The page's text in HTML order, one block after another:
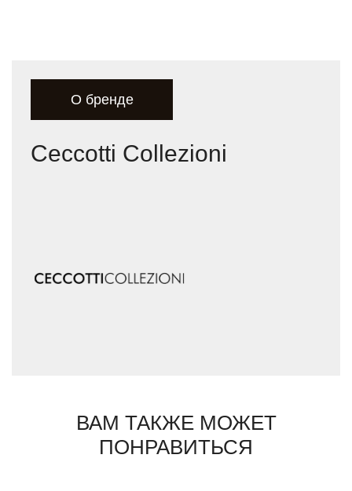
О бренде
Ceccotti Collezioni
ВАМ ТАКЖЕ МОЖЕТ
ПОНРАВИТЬСЯ